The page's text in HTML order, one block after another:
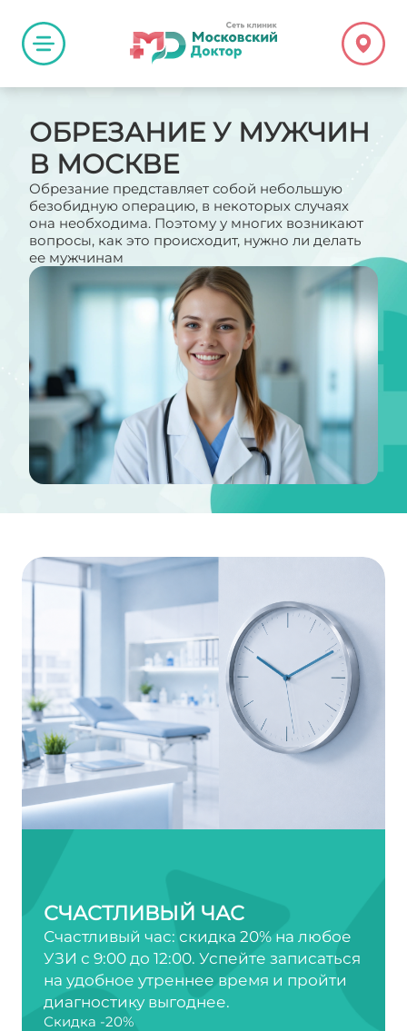
ОБРЕЗАНИЕ У МУЖЧИН
В МОСКВЕ
Обрезание представляет собой небольшую
безобидную операцию, в некоторых случаях
она необходима. Поэтому у многих возникают
вопросы, как это происходит, нужно ли делать
ее мужчинам
СЧАСТЛИВЫЙ ЧАС
Счастливый час: скидка 20% на любое
УЗИ с 9:00 до 12:00. Успейте записаться
на удобное утреннее время и пройти
диагностику выгоднее.
Скидка -20%